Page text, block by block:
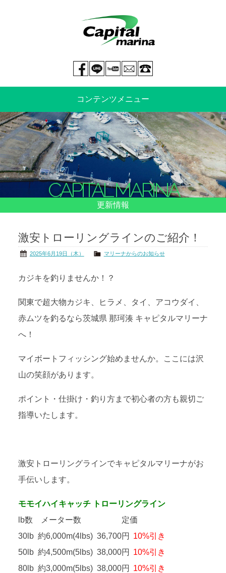
mail
You tube
LINE@
Facebook page
コンテンツメニュー
中古艇情報 新艇情報
船のご売却 整備・特殊艤装
船舶保険 マリーナ情報・料金表
茨城の海 公式ブログ
CAPITAL MARINA
更新情報
激安トローリングラインのご紹介！
2025年6月19日（木） マリーナからのお知らせ
カジキを釣りませんか！？
関東で超大物カジキ、ヒラメ、タイ、アコウダイ、
赤ムツを釣るなら茨城県 那珂湊 キャピタルマリーナ
へ！
マイボートフィッシング始めませんか。ここには沢
山の笑顔があります。
ポイント・仕掛け・釣り方まで初心者の方も親切ご
指導いたします。
激安トローリングラインでキャピタルマリーナがお
手伝いします。
モモイハイキャッチ トローリングライン
lb数 メーター数 定価
30lb 約6,000m(4lbs) 36,700円 10%引き
50lb 約4,500m(5lbs) 38,000円 10%引き
80lb 約3,000m(5lbs) 38,000円 10%引き